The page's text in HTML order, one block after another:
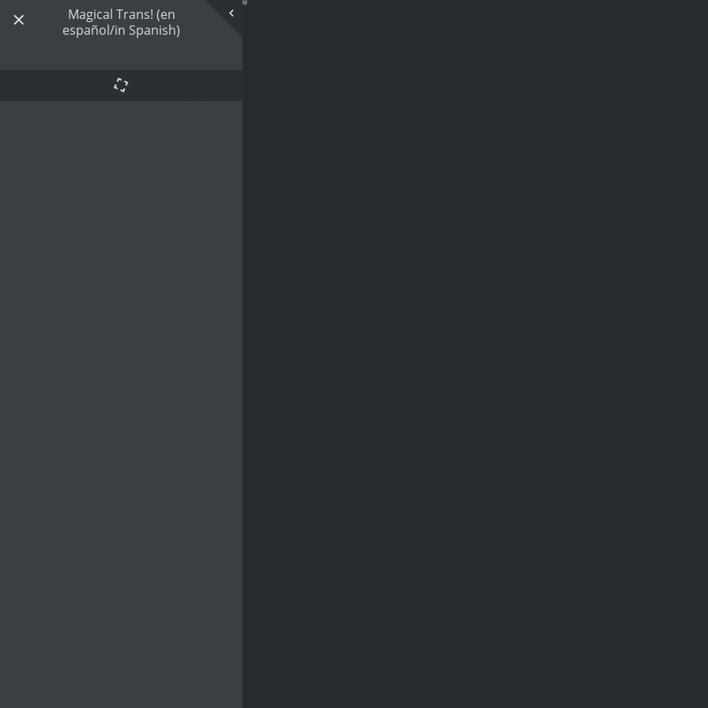
Magical Trans! (en
español/in Spanish)